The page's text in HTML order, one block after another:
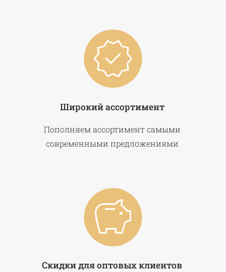
Широкий ассортимент
Пополняем ассортимент самыми
современными предложениями
Скидки для оптовых клиентов